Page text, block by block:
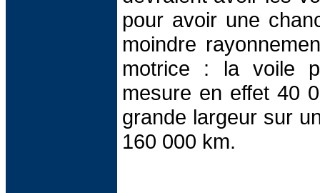
pour avoir une
moindre
motrice : la voile
mesure en effet 40
grande largeur sur
160 000 km.